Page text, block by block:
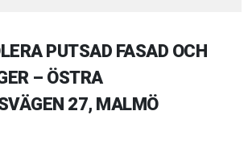
PUTSAD FASAD OCH
– ÖSTRA
27, MALMÖ